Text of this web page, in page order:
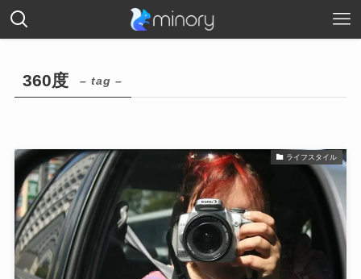
360度 – tag –
ライフスタイル